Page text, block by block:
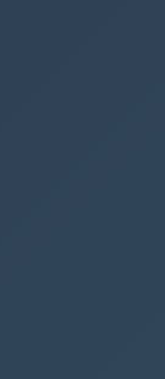
流程、分色
家庭清洁刚需
掉猜疑，把
上，而你就